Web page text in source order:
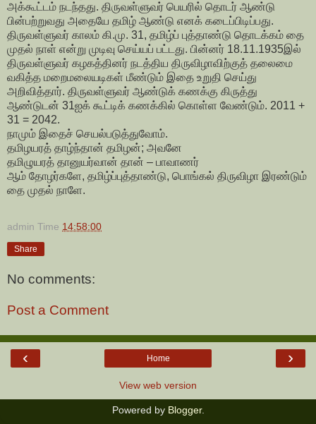
அக்கூட்டம் நடந்தது. திருவள்ளுவர் பெயரில் தொடர் ஆண்டு
பின்பற்றுவது அதையே தமிழ் ஆண்டு எனக் கடைப்பிடிப்பது.
திருவள்ளுவர் காலம் கி.மு. 31, தமிழ்ப் புத்தாண்டு தொடக்கம் தை
முதல் நாள் என்று முடிவு செய்யப் பட்டது. பின்னர் 18.11.1935இல்
திருவள்ளுவர் கழகத்தினர் நடத்திய திருவிழாவிற்குத் தலைமை
வகித்த மறைமலையடிகள் மீண்டும் இதை உறுதி செய்து
அறிவித்தார். திருவள்ளுவர் ஆண்டுக் கணக்கு கிருத்து
ஆண்டுடன் 31ஐக் கூட்டிக் கணக்கில் கொள்ள வேண்டும். 2011 +
31 = 2042.
நாமும் இதைச் செயல்படுத்துவோம்.
தமிழயரத் தாழ்ந்தான் தமிழன்; அவனே
தமிழுயரத் தானுயர்வான் தான் – பாவாணர்
ஆம் தோழர்களே, தமிழ்ப்புத்தாண்டு, பொங்கல் திருவிழா இரண்டும்
தை முதல் நாளே.
admin Time 14:58:00
Share
No comments:
Post a Comment
‹ ›
Home
View web version
Powered by Blogger.